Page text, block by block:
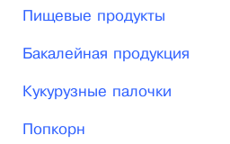
конкурентными
«Матяш» является
потенциал, возможность
Пищевые продукты
Бакалейная продукция
Кукурузные палочки
Попкорн